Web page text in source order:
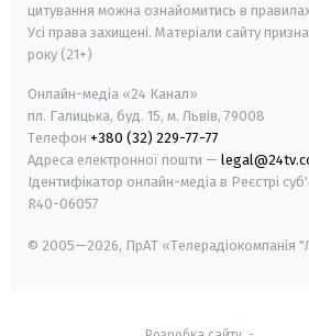
цитування можна ознайомитись в
Усі права захищені. Матеріали сайту
року (21+)
Онлайн-медіа «24 Канал»
пл. Галицька, буд. 15, м. Львів, 79008
Телефон +380 (32) 229-77-77
Адреса електронної пошти —
Ідентифікатор онлайн-медіа в Реєстрі
R40-06057
© 2005—2026, ПрАТ «Телерадіокомпанія